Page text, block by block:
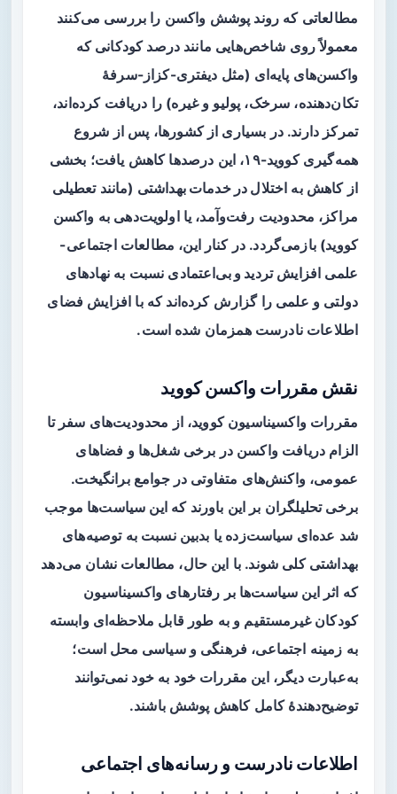
مطالعاتی که روند پوشش واکسن را بررسی می‌کنند
معمولاً روی شاخص‌هایی مانند درصد کودکانی که
واکسن‌های پایه‌ای (مثل دیفتری-کزاز-سرفهٔ
تکان‌دهنده، سرخک، پولیو و غیره) را دریافت کرده‌اند،
تمرکز دارند. در بسیاری از کشورها، پس از شروع
همه‌گیری کووید-۱۹، این درصدها کاهش یافت؛ بخشی
از کاهش به اختلال در خدمات بهداشتی (مانند تعطیلی
مراکز، محدودیت رفت‌وآمد، یا اولویت‌دهی به واکسن
کووید) بازمی‌گردد. در کنار این، مطالعات اجتماعی-
علمی افزایشتردید و بی‌اعتمادی نسبت به نهادهای
دولتی و علمی را گزارش کرده‌اند که با افزایش فضای
اطلاعات نادرست همزمان شده است.
نقش مقررات واکسن کووید
مقررات واکسیناسیون کووید، از محدودیت‌های سفر تا
الزام دریافت واکسن در برخی شغل‌ها و فضاهای
عمومی، واکنش‌های متفاوتی در جوامع برانگیخت.
برخی تحلیلگران بر این باورند که این سیاست‌ها موجب
شد عده‌ای سیاست‌زده یا بدبین نسبت به توصیه‌های
بهداشتی کلی شوند. با این حال، مطالعات نشان می‌دهد
که اثر این سیاست‌ها بر رفتارهای واکسیناسیون
کودکانغیرمستقیم و به طور قابل ملاحظه‌ای وابسته
به زمینه اجتماعی، فرهنگی و سیاسی محل است؛
به‌عبارت دیگر، این مقررات خود به خود نمی‌توانند
توضیح‌دهندهٔ کامل کاهش پوشش باشند.
اطلاعات نادرست و رسانه‌های اجتماعی